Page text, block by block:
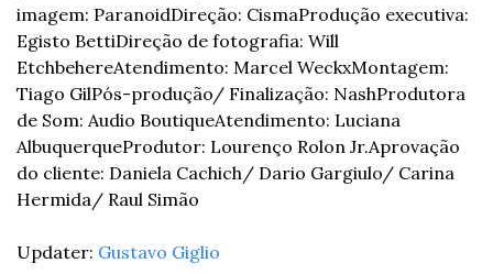
imagem: ParanoidDireção: CismaProdução executiva:
Egisto BettiDireção de fotografia: Will
EtchbehereAtendimento: Marcel WeckxMontagem:
Tiago GilPós-produção/ Finalização: NashProdutora
de Som: Audio BoutiqueAtendimento: Luciana
AlbuquerqueProdutor: Lourenço Rolon Jr.Aprovação
do cliente: Daniela Cachich/ Dario Gargiulo/ Carina
Hermida/ Raul Simão
Updater: Gustavo Giglio